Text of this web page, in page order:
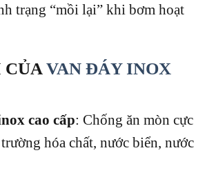
trạng “mồi lại” khi bơm hoạt
CỦA VAN ĐÁY INOX
cao cấp: Chống ăn mòn cực
hóa chất, nước biển, nước